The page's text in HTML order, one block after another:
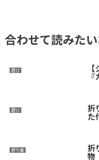
合わせて読みた
遊び
遊び 折
た
折り紙 折
物